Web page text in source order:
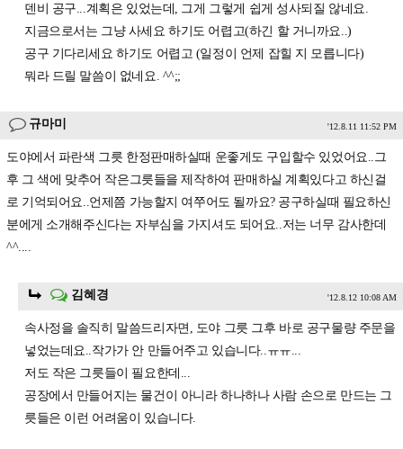
덴비 공구...계획은 있었는데, 그게 그렇게 쉽게 성사되질 않네요.
지금으로서는 그냥 사세요 하기도 어렵고(하긴 할 거니까요..)
공구 기다리세요 하기도 어렵고 (일정이 언제 잡힐 지 모릅니다)
뭐라 드릴 말씀이 없네요. ^^;;
규마미 '12.8.11 11:52 PM
도야에서 파란색 그릇 한정판매하실때 운좋게도 구입할수 있었어요..그
후 그 색에 맞추어 작은그릇들을 제작하여 판매하실 계획있다고 하신걸
로 기억되어요..언제쯤 가능할지 여쭈어도 될까요? 공구하실때 필요하신
분에게 소개해주신다는 자부심을 가지셔도 되어요..저는 너무 감사한데
^^....
김혜경 '12.8.12 10:08 AM
속사정을 솔직히 말씀드리자면, 도야 그릇 그후 바로 공구물량 주문을
넣었는데요..작가가 안 만들어주고 있습니다..ㅠㅠ...
저도 작은 그릇들이 필요한데...
공장에서 만들어지는 물건이 아니라 하나하나 사람 손으로 만드는 그
릇들은 이런 어려움이 있습니다.